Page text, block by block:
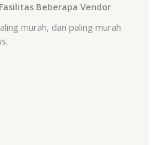
Beberapa Vendor
murah, dan paling murah